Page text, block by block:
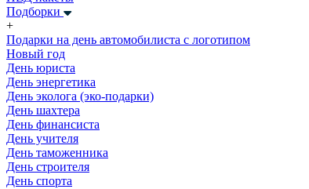
Подборки
+
Подарки на день автомобилиста с логотипом
Новый год
День юриста
День энергетика
День эколога (эко-подарки)
День шахтера
День финансиста
День учителя
День таможенника
День строителя
День спорта